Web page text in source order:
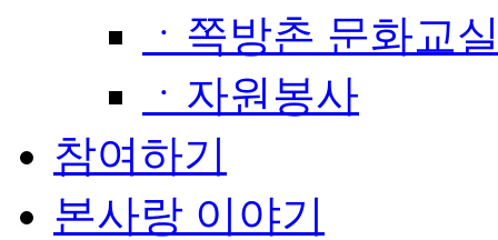
ㆍ쪽방촌 문화교
ㆍ자원봉사
참여하기
본사랑 이야기